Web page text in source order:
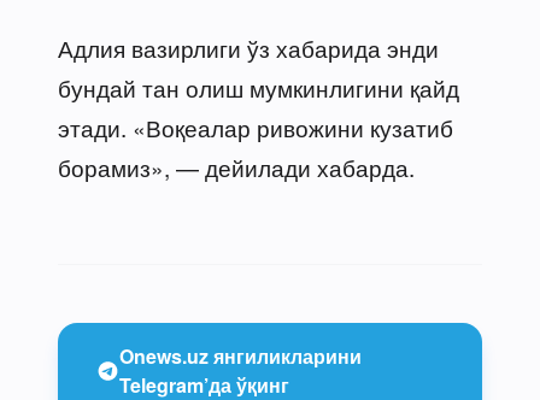
Адлия вазирлиги ўз хабарида энди
бундай тан олиш мумкинлигини қайд
этади. «Воқеалар ривожини кузатиб
борамиз», — дейилади хабарда.
Onews.uz янгиликларини
Telegram’да ўқинг